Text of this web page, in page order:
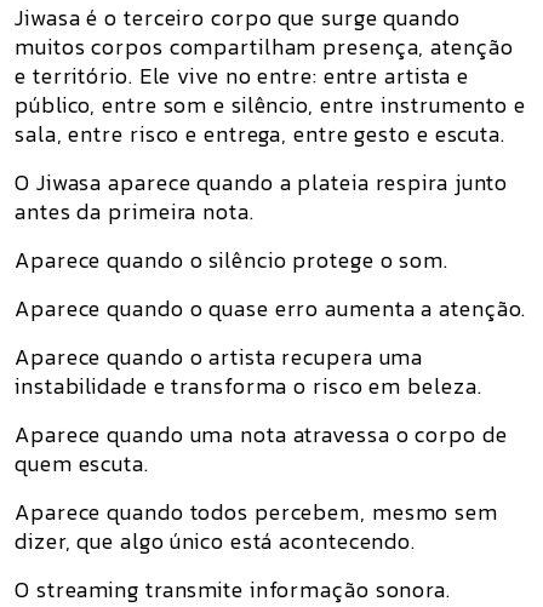
Jiwasa é o terceiro corpo que surge quando
muitos corpos compartilham presença, atenção
e território. Ele vive no entre: entre artista e
público, entre som e silêncio, entre instrumento e
sala, entre risco e entrega, entre gesto e escuta.
O Jiwasa aparece quando a plateia respira junto
antes da primeira nota.
Aparece quando o silêncio protege o som.
Aparece quando o quase erro aumenta a atenção.
Aparece quando o artista recupera uma
instabilidade e transforma o risco em beleza.
Aparece quando uma nota atravessa o corpo de
quem escuta.
Aparece quando todos percebem, mesmo sem
dizer, que algo único está acontecendo.
O streaming transmite informação sonora.